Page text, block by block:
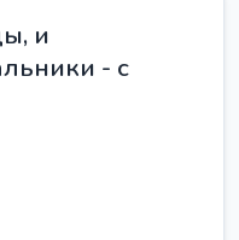
и
- с